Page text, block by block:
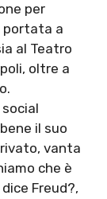
per
portata a
al Teatro
oltre a
il suo
vanta
che è
Freud?,